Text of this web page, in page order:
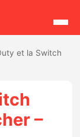
et la Switch
–